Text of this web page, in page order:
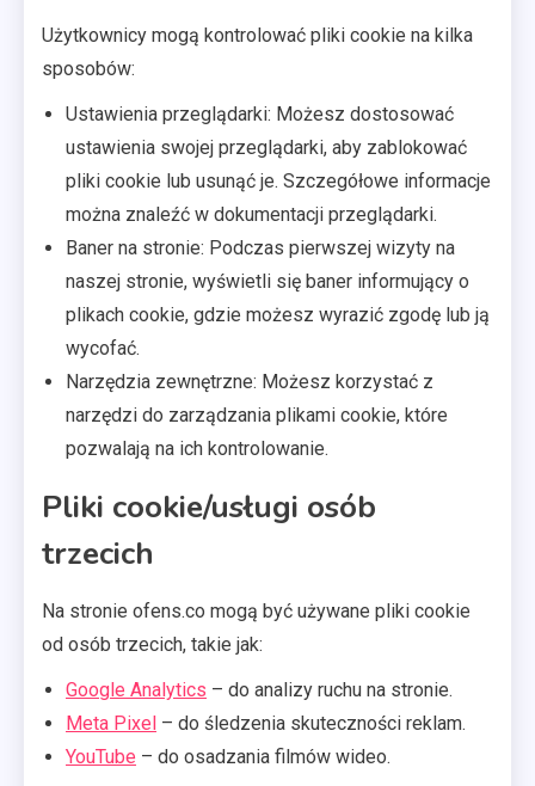
Użytkownicy mogą kontrolować pliki cookie na kilka
sposobów:
Ustawienia przeglądarki: Możesz dostosować
ustawienia swojej przeglądarki, aby zablokować
pliki cookie lub usunąć je. Szczegółowe informacje
można znaleźć w dokumentacji przeglądarki.
Baner na stronie: Podczas pierwszej wizyty na
naszej stronie, wyświetli się baner informujący o
plikach cookie, gdzie możesz wyrazić zgodę lub ją
wycofać.
Narzędzia zewnętrzne: Możesz korzystać z
narzędzi do zarządzania plikami cookie, które
pozwalają na ich kontrolowanie.
Pliki cookie/usługi osób
trzecich
Na stronie ofens.co mogą być używane pliki cookie
od osób trzecich, takie jak:
Google Analytics – do analizy ruchu na stronie.
Meta Pixel – do śledzenia skuteczności reklam.
YouTube – do osadzania filmów wideo.